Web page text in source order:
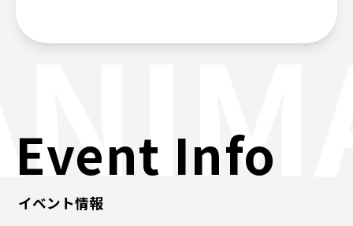
Event Info
イベント情報